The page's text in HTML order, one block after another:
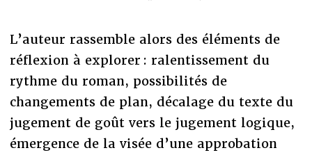
L’auteur rassemble alors des éléments de
réflexion à explorer : ralentissement du
rythme du roman, possibilités de
changements de plan, décalage du texte du
jugement de goût vers le jugement logique,
émergence de la visée d’une approbation